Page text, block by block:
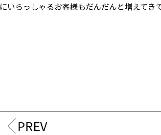
にいらっしゃるお客様もだんだんと増えてき
PREV